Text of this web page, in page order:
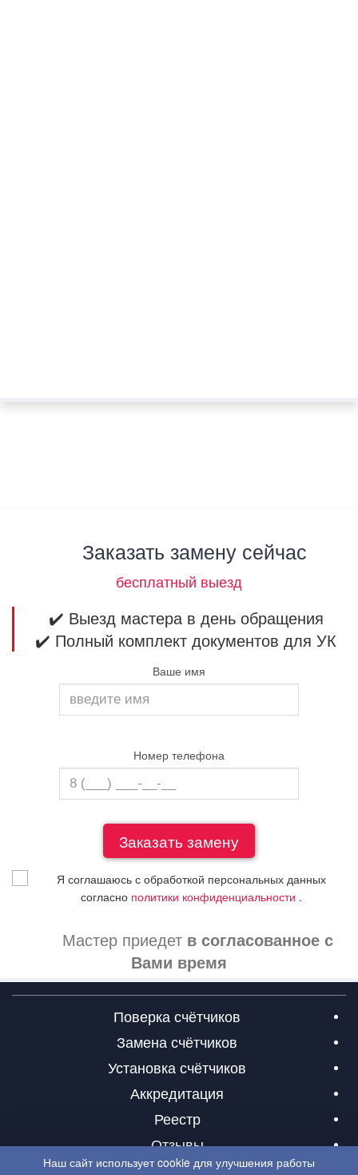
Заказать замену сейчас
бесплатный выезд
✔️ Выезд мастера в день обращения
✔️ Полный комплект документов для УК
Ваше имя
Номер телефона
Я соглашаюсь с обработкой персональных данных
согласно политики конфиденциальности .
Мастер приедет в согласованное с
Вами время
Поверка счётчиков
Замена счётчиков
Установка счётчиков
Аккредитация
Реестр
Отзывы
Контакты
Наш сайт использует cookie для улучшения работы